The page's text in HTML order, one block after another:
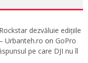
dezvăluie edițiile
Urbanteh.ro on GoPro
pe care DJI nu îl